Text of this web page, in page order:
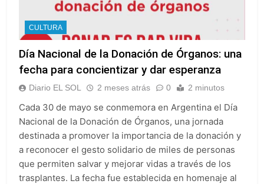
CULTURA
Día Nacional de la Donación de Órganos: una
fecha para concientizar y dar esperanza
Diario EL SOL 2 meses atrás 0 2 minutos
Cada 30 de mayo se conmemora en Argentina el Día
Nacional de la Donación de Órganos, una jornada
destinada a promover la importancia de la donación y
a reconocer el gesto solidario de miles de personas
que permiten salvar y mejorar vidas a través de los
trasplantes. La fecha fue establecida en homenaje al